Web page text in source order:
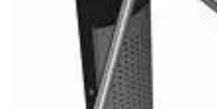
Catraca de inox
Catraca com leitor biométrico
Catraca leitor facial duplo
Catraca com leitor qr code